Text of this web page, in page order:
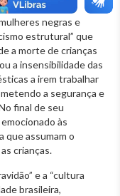
o descaso da
negras e
estrutural” que
a morte de crianças
a insensibilidade das
a irem trabalhar
a segurança e
final de seu
às
que assumam o
crianças.
e a “cultura
brasileira,